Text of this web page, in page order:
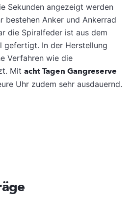
Sekunden angezeigt werden
bestehen Anker und Ankerrad
die Spiralfeder ist aus dem
gefertigt. In der Herstellung
Verfahren wie die
Mit acht Tagen Gangreserve
Uhr zudem sehr ausdauernd.